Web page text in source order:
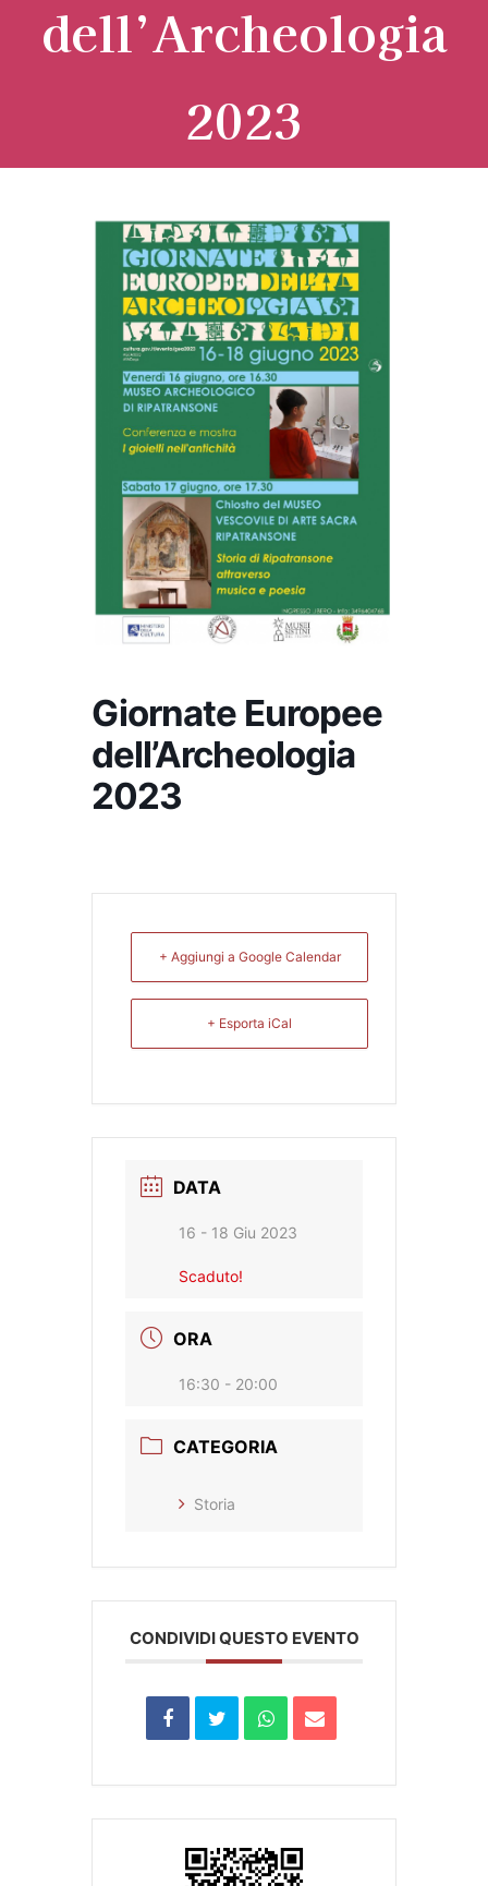
dell’Archeologia
2023
Giornate Europee
dell’Archeologia
2023
+ Aggiungi a Google Calendar
+ Esporta iCal
DATA
16 - 18 Giu 2023
Scaduto!
ORA
16:30 - 20:00
CATEGORIA
Storia
CONDIVIDI QUESTO EVENTO